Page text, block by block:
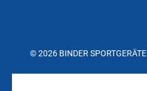
© 2026 BINDER SPORTGERÄTE